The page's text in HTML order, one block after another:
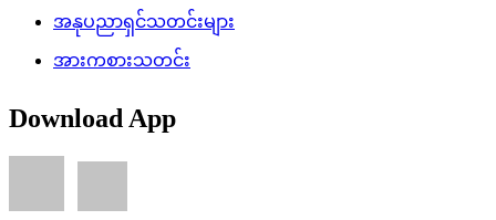
အနုပညာရှင်သတင်းများ
အားကစားသတင်း
Download App